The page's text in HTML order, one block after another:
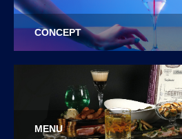
CONCEPT
MENU